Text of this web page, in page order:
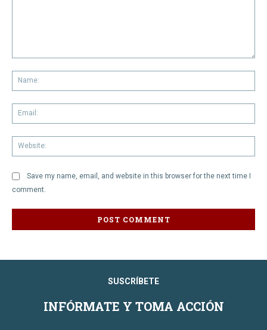
Save my name, email, and website in this browser for the next time I
comment.
SUSCRÍBETE
INFÓRMATE Y TOMA ACCIÓN